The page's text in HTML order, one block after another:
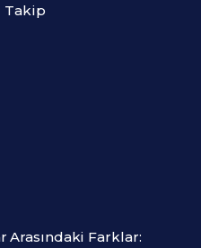
Takip
Arasındaki Farklar: